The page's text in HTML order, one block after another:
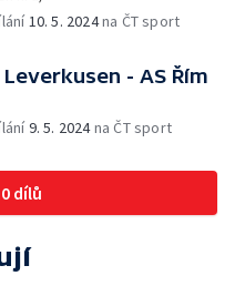
10. 5. 2024na ČT sport
- AS Řím
9. 5. 2024na ČT sport
dílů